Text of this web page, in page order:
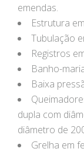
emendas.
Estrutura
Tubulação
Registros
Banho-
Baixa
dupla com
diâmetro de
Grelha em